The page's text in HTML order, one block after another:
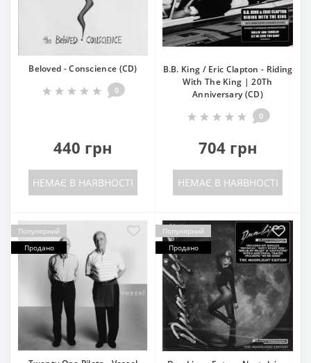
Beloved - Conscience (CD)
0
440 грн
НЕМАЄ В НАЯВНОСТІ
B.B. King / Eric Clapton - Riding
With The King | 20Th
Anniversary (CD)
0
704 грн
НЕМАЄ В НАЯВНОСТІ
Популярний
Продано
Популярний
Продано